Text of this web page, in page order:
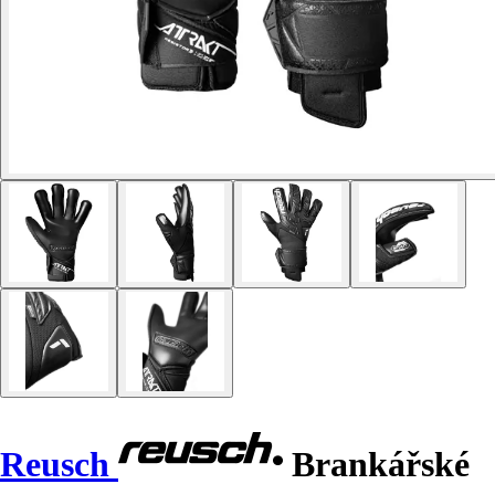
Reusch Brankářské